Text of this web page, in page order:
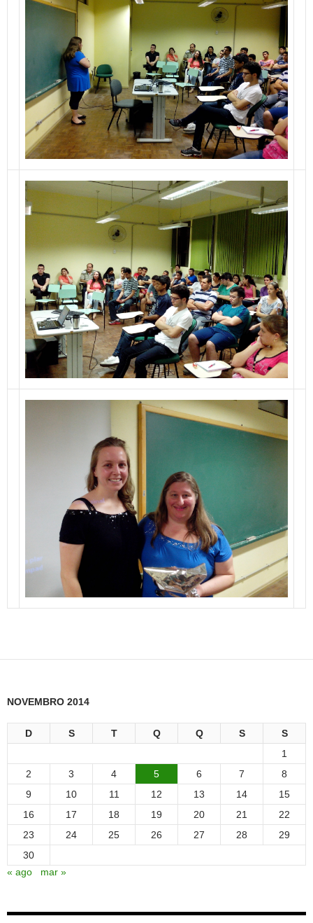
NOVEMBRO 2014
D S T Q Q S
S
1
2
3 4 5 6 7
8
9
10 11 12 13 14
15
16
17 18 19 20 21
22
23
24 25 26 27 28
29
30
« ago
mar »